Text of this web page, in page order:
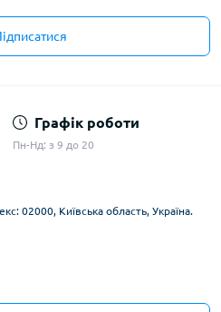
Графік роботи
Пн-Нд: з 9 до 20
02000, Київська область, Україна.